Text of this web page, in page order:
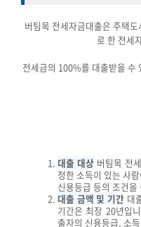
버팀목 전세자금대출은 주택
로 한 전세
전세금의 100%를 대출받을 수
대출 대상 버팀목 전
정한 소득이 있는 사
신용등급 등의 조건을
대출 금액 및 기간 대
기간은 최장 20년입
출자의 신용등급, 소